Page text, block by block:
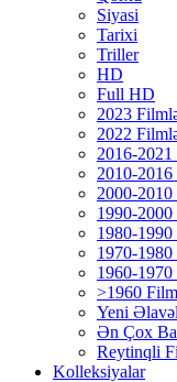
Siyasi
Tarixi
Triller
HD
Full HD
2023
2022
2016-
2010-
2000-
1990-
1980-
1970-
1960-
>1960
Yeni
Ən Çox
Reytinqli
Kolleksiyalar